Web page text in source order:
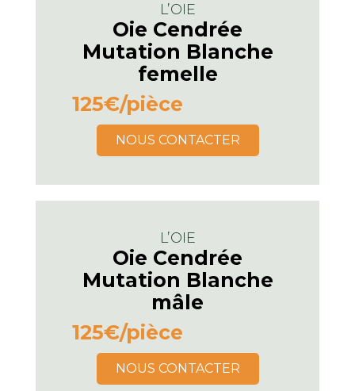
L’OIE
Oie Cendrée
Mutation Blanche
femelle
125€/pièce
NOUS CONTACTER
L’OIE
Oie Cendrée
Mutation Blanche
mâle
125€/pièce
NOUS CONTACTER